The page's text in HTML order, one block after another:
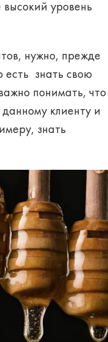
уровень
нужно, прежде
есть знать свою
понимать, что
клиенту и
знать